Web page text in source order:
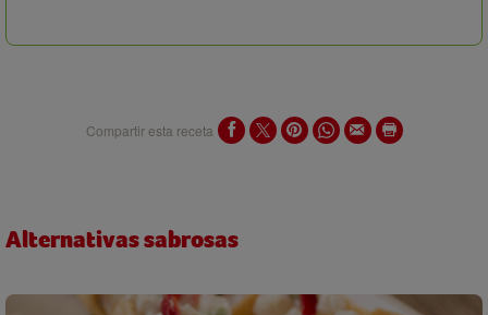
Compartir esta receta
Alternativas sabrosas